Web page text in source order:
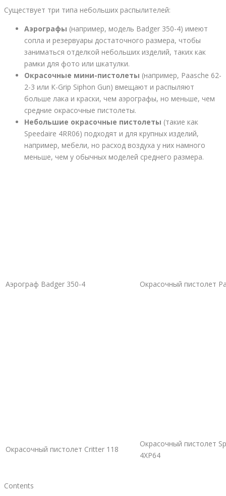
Существует три типа небольших распылителей:
Аэрографы (например, модель Badger 350-4) имеют
сопла и резервуары достаточного размера, чтобы
заниматься отделкой небольших изделий, таких как
рамки для фото или шкатулки.
Окрасочные мини-пистолеты (например, Paasche 62-
2-3 или К-Grip Siphon Gun) вмещают и распыляют
больше лака и краски, чем аэрографы, но меньше, чем
средние окрасочные пистолеты.
Небольшие окрасочные пистолеты (такие как
Speedaire 4RR06) подходят и для крупных изделий,
например, мебели, но расход воздуха у них намного
меньше, чем у обычных моделей среднего размера.
Аэрограф Badger 350-4 Окрасочный пистолет
Окрасочный пистолет Critter 118
Окрасочный пистолет
4XP64
Contents